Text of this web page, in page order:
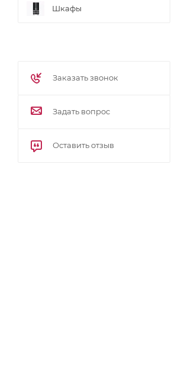
Шкафы
Заказать звонок
Задать вопрос
Оставить отзыв